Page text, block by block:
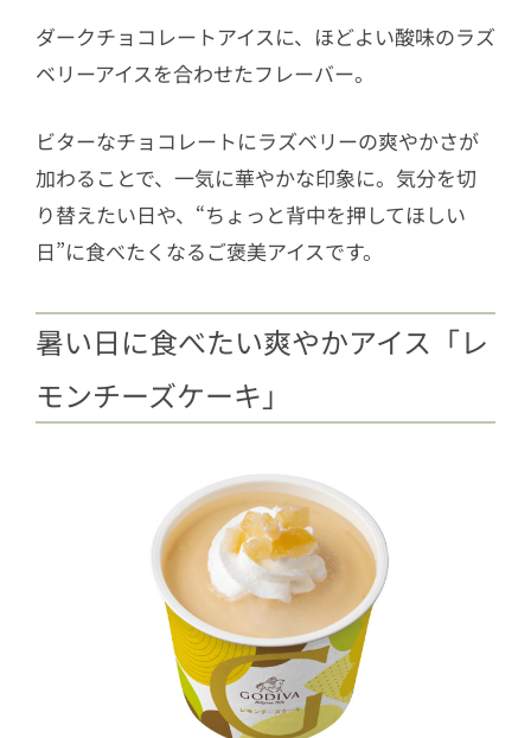
ダークチョコレートアイスに、ほどよい酸味のラズ
ベリーアイスを合わせたフレーバー。
ビターなチョコレートにラズベリーの爽やかさが
加わることで、一気に華やかな印象に。気分を切
り替えたい日や、“ちょっと背中を押してほしい
日”に食べたくなるご褒美アイスです。
暑い日に食べたい爽やかアイス「レ
モンチーズケーキ」